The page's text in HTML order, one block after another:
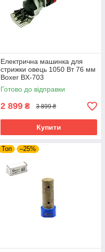
Електрична машинка для
стрижки овець 1050 Вт 76 мм
Boxer BX-703
електротриммер для стрижки
худоби тварин
Готово до відправки
2 899 ₴ 3 899 ₴
Купити
Топ –25%